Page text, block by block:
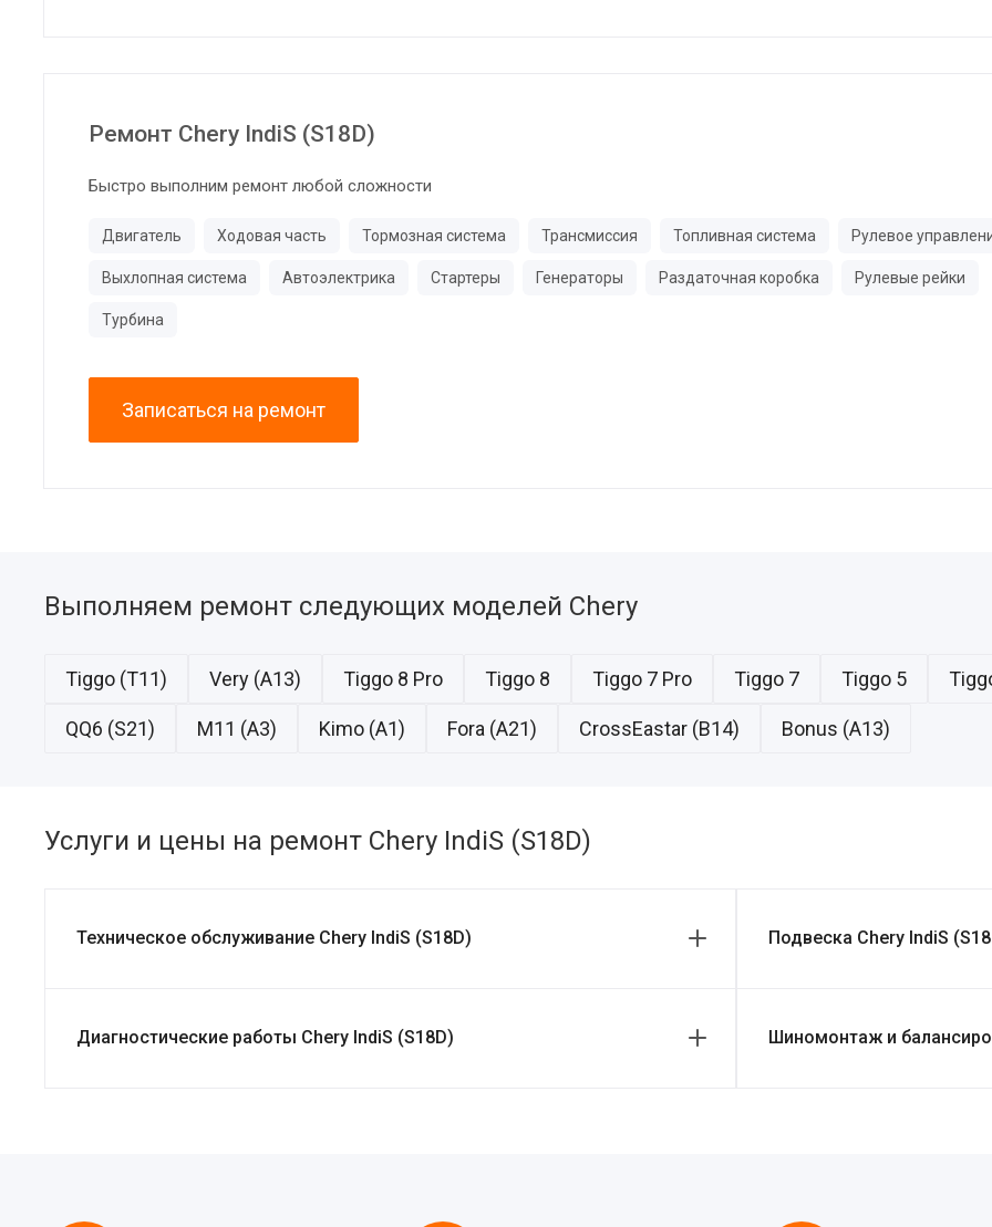
Ремонт Chery IndiS (S18D)
Быстро выполним ремонт любой сложности
Двигатель Ходовая часть Тормозная система Трансмиссия Топливная система Рулевое
Выхлопная система Автоэлектрика Стартеры Генераторы Раздаточная коробка Рулевые рейки
Турбина
Записаться на ремонт
Выполняем ремонт следующих моделей Chery
Tiggo (T11) Very (A13) Tiggo 8 Pro Tiggo 8 Tiggo 7 Pro Tiggo 7 Tiggo 5
QQ6 (S21) M11 (A3) Kimo (A1) Fora (A21) CrossEastar (B14) Bonus (A13)
Услуги и цены на ремонт Chery IndiS (S18D)
Техническое обслуживание Chery IndiS (S18D) Подвеска Chery IndiS
Диагностические работы Chery IndiS (S18D) Шиномонтаж и